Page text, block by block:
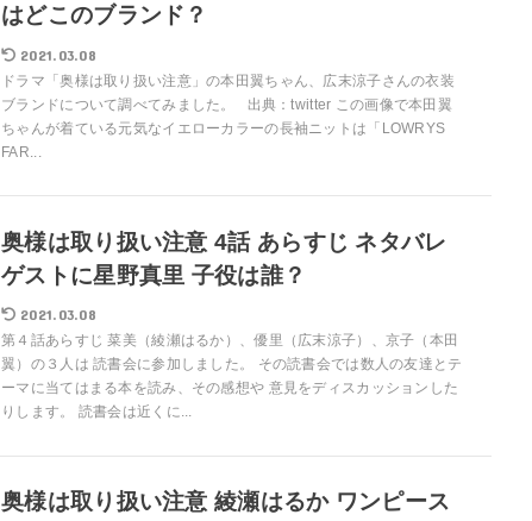
はどこのブランド？
2021.03.08
ドラマ「奥様は取り扱い注意」の本田翼ちゃん、広末涼子さんの衣装
ブランドについて調べてみました。 出典：twitter この画像で本田翼
ちゃんが着ている元気なイエローカラーの長袖ニットは「LOWRYS
FAR...
奥様は取り扱い注意 4話 あらすじ ネタバレ
ゲストに星野真里 子役は誰？
2021.03.08
第４話あらすじ 菜美（綾瀬はるか）、優里（広末涼子）、京子（本田
翼）の３人は 読書会に参加しました。 その読書会では数人の友達とテ
ーマに当てはまる本を読み、その感想や 意見をディスカッションした
りします。 読書会は近くに...
奥様は取り扱い注意 綾瀬はるか ワンピース